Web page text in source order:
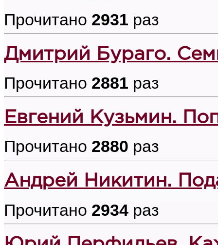
Прочитано 2931 раз
Дмитрий Бураго.
Прочитано 2881 раз
Евгений Кузьмин.
Прочитано 2880 раз
Андрей Никитин.
Прочитано 2934 раз